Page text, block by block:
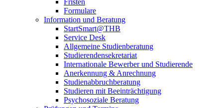
Fristen
Formulare
Information und Beratung
StartSmart@THB
Service Desk
Allgemeine Studienberatung
Studierendensekretariat
Internationale Bewerber und Studierende
Anerkennung & Anrechnung
Studienabbruchberatung
Studieren mit Beeinträchtigung
Psychosoziale Beratung